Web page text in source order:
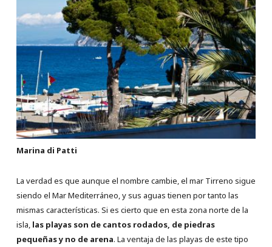
Marina di Patti
La verdad es que aunque el nombre cambie, el mar Tirreno sigue
siendo el Mar Mediterráneo, y sus aguas tienen por tanto las
mismas características. Si es cierto que en esta zona norte de la
isla, las playas son de cantos rodados, de piedras
pequeñas y no de arena. La ventaja de las playas de este tipo